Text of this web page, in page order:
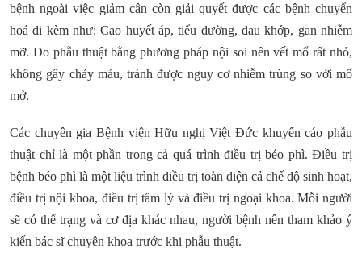
bệnh ngoài việc giảm cân còn giải quyết được các bệnh chuyển
hoá đi kèm như: Cao huyết áp, tiểu đường, đau khớp, gan nhiễm
mỡ. Do phẫu thuật bằng phương pháp nội soi nên vết mổ rất nhỏ,
không gây chảy máu, tránh được nguy cơ nhiễm trùng so với mổ
mở.
Các chuyên gia Bệnh viện Hữu nghị Việt Đức khuyến cáo phẫu
thuật chỉ là một phần trong cả quá trình điều trị béo phì. Điều trị
bệnh béo phì là một liệu trình điều trị toàn diện cả chế độ sinh hoạt,
điều trị nội khoa, điều trị tâm lý và điều trị ngoại khoa. Mỗi người
sẽ có thể trạng và cơ địa khác nhau, người bệnh nên tham khảo ý
kiến bác sĩ chuyên khoa trước khi phẫu thuật.